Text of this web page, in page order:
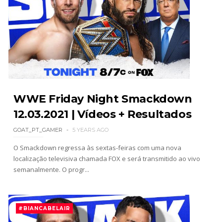
ESTAGNAÇÃO NO MAIN EVENT? Triple H
responde a críticas e deixa aviso claro aos
lutadores da WWE
Unknown-Aug 06 2026
REGRESSO IMPRESSIONANTE NO RAW: Bully Ray
critica promo de Big Cass e sugere utilização de
frases icónicas
Unknown-Aug 06 2026
GUERRA EXTREMA NO GRAND SLAM MEXICO:
Will Ospreay supera Mark Davis num brutal
Unknown-Aug 06 2026
WWE Friday Night Smackdown
12.03.2021 | Vídeos + Resultados
GOAT_PT_GAMER 5 YEARS AGO
O Smackdown regressa às sextas-feiras com uma nova
localização televisiva chamada FOX e será transmitido ao vivo
semanalmente. O progr...
#BIANCABELAIR